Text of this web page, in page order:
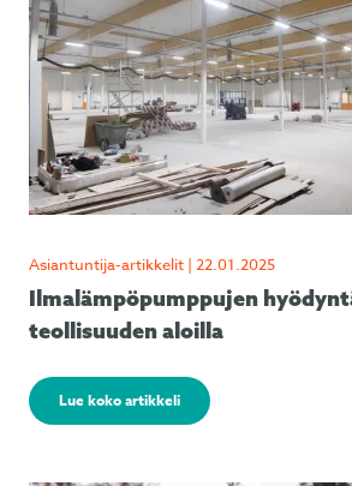
Asiantuntija-artikkelit | 22.01.2025
Ilmalämpöpumppujen
teollisuuden aloilla
Lue koko artikkeli